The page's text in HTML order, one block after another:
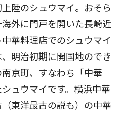
陸のシュウマイ。おそら
外に門戸を開いた長崎近
華料理店でのシュウマイ
明治初期に開国地のでき
京町、すなわち「中華
ュウマイです。横浜中華
東洋最古の説も）の中華